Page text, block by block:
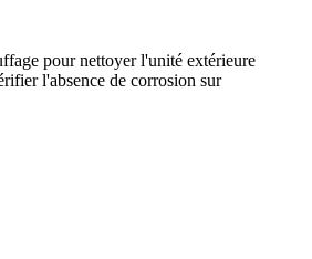
pour nettoyer l'unité extérieure
l'absence de corrosion sur